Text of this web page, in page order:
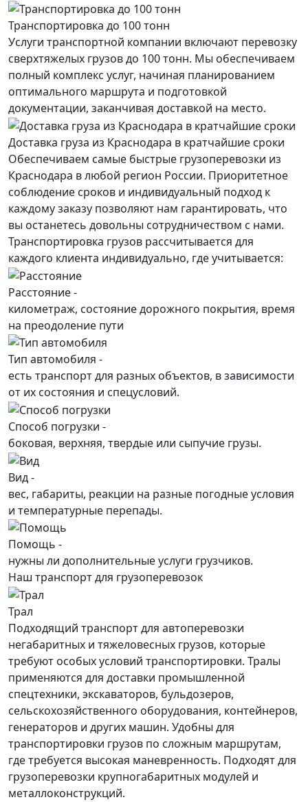
Транспортировка до 100 тонн
Услуги транспортной компании включают перевозку
сверхтяжелых грузов до 100 тонн. Мы обеспечиваем
полный комплекс услуг, начиная планированием
оптимального маршрута и подготовкой
документации, заканчивая доставкой на место.
Доставка груза из Краснодара в кратчайшие сроки
Обеспечиваем самые быстрые грузоперевозки из
Краснодара в любой регион России. Приоритетное
соблюдение сроков и индивидуальный подход к
каждому заказу позволяют нам гарантировать, что
вы останетесь довольны сотрудничеством с нами.
Транспортировка грузов рассчитывается для
каждого клиента индивидуально, где учитывается:
Расстояние -
километраж, состояние дорожного покрытия, время
на преодоление пути
Тип автомобиля -
есть транспорт для разных объектов, в зависимости
от их состояния и спецусловий.
Способ погрузки -
боковая, верхняя, твердые или сыпучие грузы.
Вид -
вес, габариты, реакции на разные погодные условия
и температурные перепады.
Помощь -
нужны ли дополнительные услуги грузчиков.
Наш транспорт для грузоперевозок
Трал
Подходящий транспорт для автоперевозки
негабаритных и тяжеловесных грузов, которые
требуют особых условий транспортировки. Тралы
применяются для доставки промышленной
спецтехники, экскаваторов, бульдозеров,
сельскохозяйственного оборудования, контейнеров,
генераторов и других машин. Удобны для
транспортировки грузов по сложным маршрутам,
где требуется высокая маневренность. Подходят для
грузоперевозки крупногабаритных модулей и
металлоконструкций.